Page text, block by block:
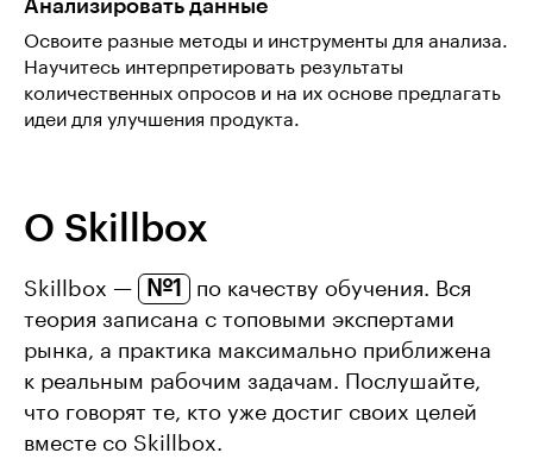
Анализировать данные
Освоите разные методы и инструменты для анализа.
Научитесь интерпретировать результаты
количественных опросов и на их основе предлагать
идеи для улучшения продукта.
О Skillbox
Skillbox — №1
по качеству обучения. Вся
теория записана с топовыми экспертами
рынка, а практика максимально приближена
к реальным рабочим задачам. Послушайте,
что говорят те, кто уже достиг своих целей
вместе со Skillbox.